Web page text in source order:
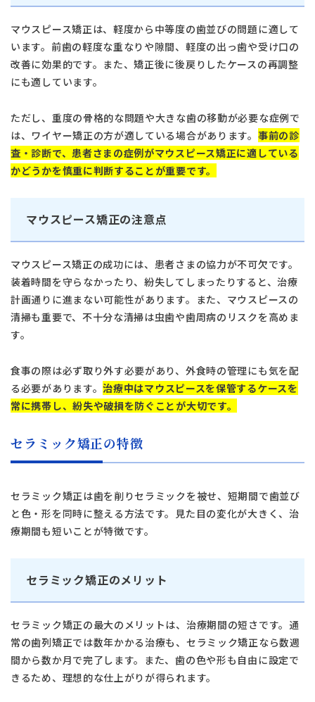
マウスピース矯正は、軽度から中等度の歯並びの問題に適して
います。前歯の軽度な重なりや隙間、軽度の出っ歯や受け口の
改善に効果的です。また、矯正後に後戻りしたケースの再調整
にも適しています。
ただし、重度の骨格的な問題や大きな歯の移動が必要な症例で
は、ワイヤー矯正の方が適している場合があります。 事前の診
査・診断で、患者さまの症例がマウスピース矯正に適している
かどうかを慎重に判断することが重要です。
マウスピース矯正の注意点
マウスピース矯正の成功には、患者さまの協力が不可欠です。
装着時間を守らなかったり、紛失してしまったりすると、治療
計画通りに進まない可能性があります。また、マウスピースの
清掃も重要で、不十分な清掃は虫歯や歯周病のリスクを高めま
す。
食事の際は必ず取り外す必要があり、外食時の管理にも気を配
る必要があります。治療中はマウスピースを保管するケースを
常に携帯し、紛失や破損を防ぐことが大切です。
セラミック矯正の特徴
セラミック矯正は歯を削りセラミックを被せ、短期間で歯並び
と色・形を同時に整える方法です。見た目の変化が大きく、治
療期間も短いことが特徴です。
セラミック矯正のメリット
セラミック矯正の最大のメリットは、治療期間の短さです。通
常の歯列矯正では数年かかる治療も、セラミック矯正なら数週
間から数か月で完了します。また、歯の色や形も自由に設定で
きるため、理想的な仕上がりが得られます。